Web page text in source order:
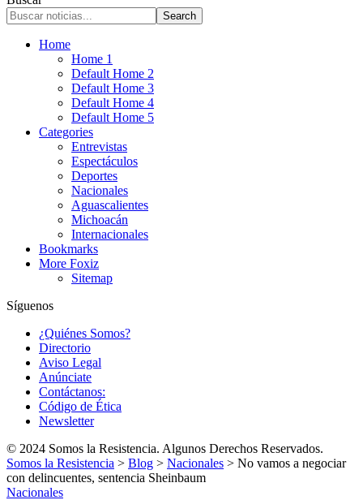
Home
Home 1
Default Home 2
Default Home 3
Default Home 4
Default Home 5
Categories
Entrevistas
Espectáculos
Deportes
Nacionales
Aguascalientes
Michoacán
Internacionales
Bookmarks
More Foxiz
Sitemap
Síguenos
¿Quiénes Somos?
Directorio
Aviso Legal
Anúnciate
Contáctanos:
Código de Ética
Newsletter
© 2024 Somos la Resistencia. Algunos Derechos Reservados.
Somos la Resistencia > Blog > Nacionales > No vamos a negociar
con delincuentes, sentencia Sheinbaum
Nacionales